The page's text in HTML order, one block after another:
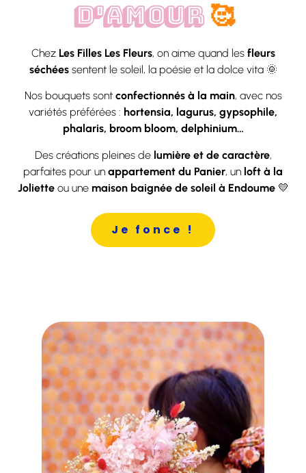
D'AMOUR🥰
Chez Les Filles Les Fleurs, on aime quand les fleurs
séchéessentent le soleil, la poésie et la dolce vita 🌞
Nos bouquets sont confectionnés à la main, avec nos
variétés préférées : hortensia, lagurus, gypsophile,
phalaris, broom bloom, delphinium…
Des créations pleines de lumière et de caractère,
parfaites pour un appartement du Panier, un loft à la
Jolietteou une maison baignée de soleil à Endoume💛
Je fonce !